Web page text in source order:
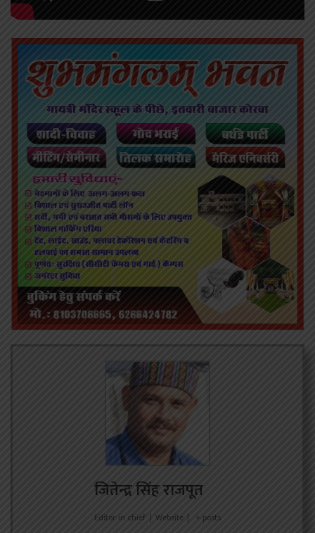
जितेन्द्र सिंह राजपूत
Editor in chief | Website | + posts